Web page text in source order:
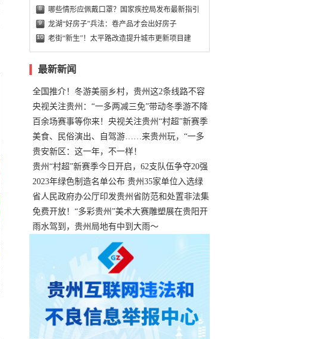
8 哪些情形应佩戴口罩？国家疾控局发布最新指引
9 龙湖“好房子”兵法：卷产品才会出好房子
10 老街“新生”！太平路改造提升城市更新项目建
最新新闻
全国推介！冬游美丽乡村，贵州这2条线路不容
错过
央视关注贵州：“一多两减三免”带动冬季游不降
温
百余场赛事等你来！央视关注贵州“村超”新赛季
正式“打响”
美食、民俗演出、自驾游……来贵州玩，“一多
两减三免”！
贵安新区：这一年，不一样！
贵州“村超”新赛季今日开启，62支队伍争夺20强
名额
2023年绿色制造名单公布 贵州35家单位入选绿
色工厂
省人民政府办公厅印发贵州省防范和处置非法集
资工作实施细则
免费开放！“多彩贵州”美术大赛雕塑展在贵阳开
展，持续至1月19日
雨水驾到，贵州局地有中到大雨～